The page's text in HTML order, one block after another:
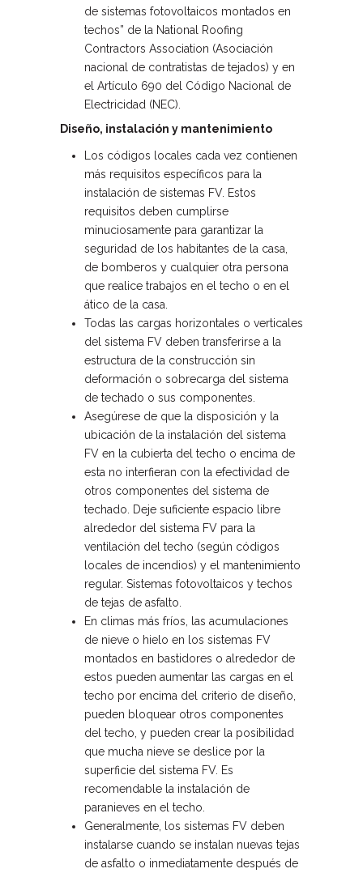
de sistemas fotovoltaicos montados en
techos” de la National Roofing
Contractors Association (Asociación
nacional de contratistas de tejados) y en
el Artículo 690 del Código Nacional de
Electricidad (NEC).
Diseño, instalación y mantenimiento
Los códigos locales cada vez contienen
más requisitos específicos para la
instalación de sistemas FV. Estos
requisitos deben cumplirse
minuciosamente para garantizar la
seguridad de los habitantes de la casa,
de bomberos y cualquier otra persona
que realice trabajos en el techo o en el
ático de la casa.
Todas las cargas horizontales o verticales
del sistema FV deben transferirse a la
estructura de la construcción sin
deformación o sobrecarga del sistema
de techado o sus componentes.
Asegúrese de que la disposición y la
ubicación de la instalación del sistema
FV en la cubierta del techo o encima de
esta no interfieran con la efectividad de
otros componentes del sistema de
techado. Deje suficiente espacio libre
alrededor del sistema FV para la
ventilación del techo (según códigos
locales de incendios) y el mantenimiento
regular. Sistemas fotovoltaicos y techos
de tejas de asfalto.
En climas más fríos, las acumulaciones
de nieve o hielo en los sistemas FV
montados en bastidores o alrededor de
estos pueden aumentar las cargas en el
techo por encima del criterio de diseño,
pueden bloquear otros componentes
del techo, y pueden crear la posibilidad
que mucha nieve se deslice por la
superficie del sistema FV. Es
recomendable la instalación de
paranieves en el techo.
Generalmente, los sistemas FV deben
instalarse cuando se instalan nuevas tejas
de asfalto o inmediatamente después de